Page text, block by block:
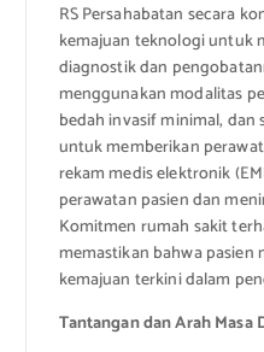
RS Persahabatan secara
kemajuan teknologi untuk
diagnostik dan
menggunakan modalitas
bedah invasif minimal,
untuk memberikan
rekam medis elektronik
perawatan pasien dan
Komitmen rumah sakit
memastikan bahwa pasien
kemajuan terkini dalam
Tantangan dan Arah Masa